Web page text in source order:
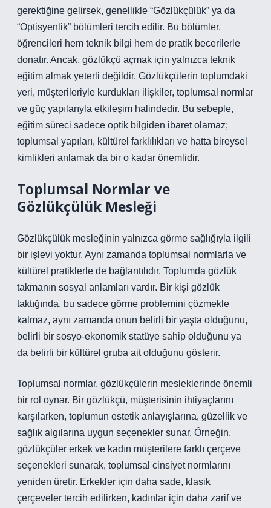
gerektiğine gelirsek, genellikle “Gözlükçülük” ya da
“Optisyenlik” bölümleri tercih edilir. Bu bölümler,
öğrencileri hem teknik bilgi hem de pratik becerilerle
donatır. Ancak, gözlükçü açmak için yalnızca teknik
eğitim almak yeterli değildir. Gözlükçülerin toplumdaki
yeri, müşterileriyle kurdukları ilişkiler, toplumsal normlar
ve güç yapılarıyla etkileşim halindedir. Bu sebeple,
eğitim süreci sadece optik bilgiden ibaret olamaz;
toplumsal yapıları, kültürel farklılıkları ve hatta bireysel
kimlikleri anlamak da bir o kadar önemlidir.
Toplumsal Normlar ve
Gözlükçülük Mesleği
Gözlükçülük mesleğinin yalnızca görme sağlığıyla ilgili
bir işlevi yoktur. Aynı zamanda toplumsal normlarla ve
kültürel pratiklerle de bağlantılıdır. Toplumda gözlük
takmanın sosyal anlamları vardır. Bir kişi gözlük
taktığında, bu sadece görme problemini çözmekle
kalmaz, aynı zamanda onun belirli bir yaşta olduğunu,
belirli bir sosyo-ekonomik statüye sahip olduğunu ya
da belirli bir kültürel gruba ait olduğunu gösterir.
Toplumsal normlar, gözlükçülerin mesleklerinde önemli
bir rol oynar. Bir gözlükçü, müşterisinin ihtiyaçlarını
karşılarken, toplumun estetik anlayışlarına, güzellik ve
sağlık algılarına uygun seçenekler sunar. Örneğin,
gözlükçüler erkek ve kadın müşterilere farklı çerçeve
seçenekleri sunarak, toplumsal cinsiyet normlarını
yeniden üretir. Erkekler için daha sade, klasik
çerçeveler tercih edilirken, kadınlar için daha zarif ve